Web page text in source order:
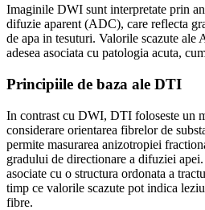
Imaginile DWI sunt interpretate prin
difuzie aparent (ADC), care reflecta
de apa in tesuturi. Valorile scazute ale
adesea asociata cu patologia acuta,
Principiile de baza ale DTI
In contrast cu DWI, DTI foloseste un
considerare orientarea fibrelor de
permite masurarea anizotropiei
gradului de directionare a difuziei
asociate cu o structura ordonata a
timp ce valorile scazute pot indica
fibre.